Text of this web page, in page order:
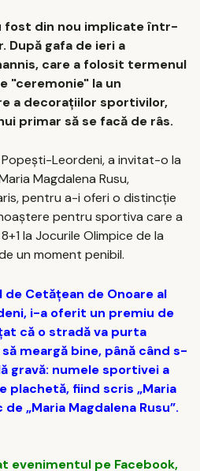
fost din nou implicate într-
gafa de ieri a
care a folosit termenul
"ceremonie" la un
a decorațiilor sportivilor,
primar să se facă de râs.
Leordeni, a invitat-o la
Magdalena Rusu,
pentru a-i oferi o distincție
pentru sportiva care a
la Jocurile Olimpice de la
un moment penibil.
Cetățean de Onoare al
i-a oferit un premiu de
că o stradă va purta
meargă bine, până când s-
gravă: numele sportivei a
fiind scris „Maria
„Maria Magdalena Rusu”.
evenimentul pe Facebook,